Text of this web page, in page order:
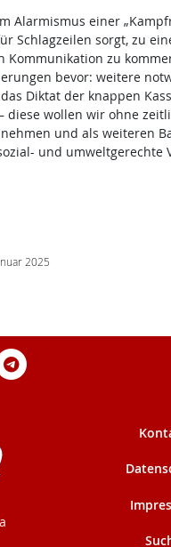
Alarmismus einer
Schlagzeilen sorgt, zu
Kommunikation zu
bevor: weitere
Diktat der knappen
diese wollen wir ohne
und als weiteren
und umweltgerechte
2025